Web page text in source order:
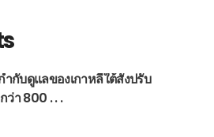
กับดูแลของเกาหลีใต้สั่งปรับ
า 800 . . .